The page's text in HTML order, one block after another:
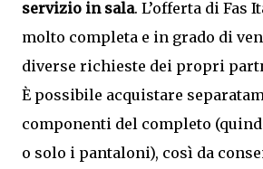
servizio in sala. L’offerta di Fas
molto completa e in grado di
diverse richieste dei propri
È possibile acquistare
componenti del completo
o solo i pantaloni), così da